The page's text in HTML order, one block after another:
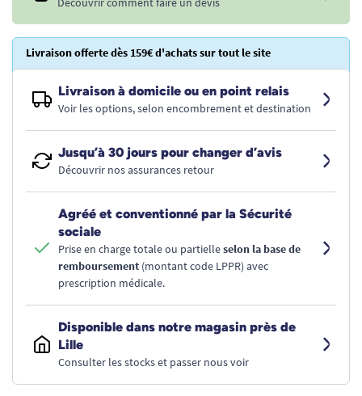
Livraison offerte dès 159€ d'achats sur tout le site
Livraison à domicile ou en point relais
Voir les options, selon encombrement et destination
Jusqu’à 30 jours pour changer d’avis
Découvrir nos assurances retour
Agréé et conventionné par la Sécurité
sociale
Prise en charge totale ou partielleselon la base de
remboursement (montant code LPPR) avec
prescription médicale.
Disponible dans notre magasin près de
Lille
Consulter les stocks et passer nous voir